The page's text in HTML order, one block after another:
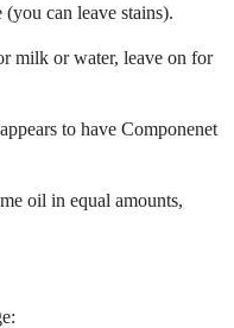
can leave stains).
milk or water, leave on for
to have Componenet
oil in equal amounts,